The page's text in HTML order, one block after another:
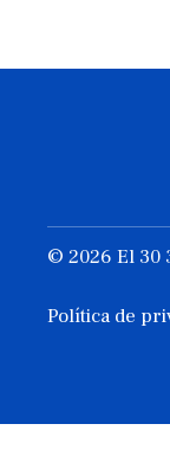
© 2026 El 30
Política de